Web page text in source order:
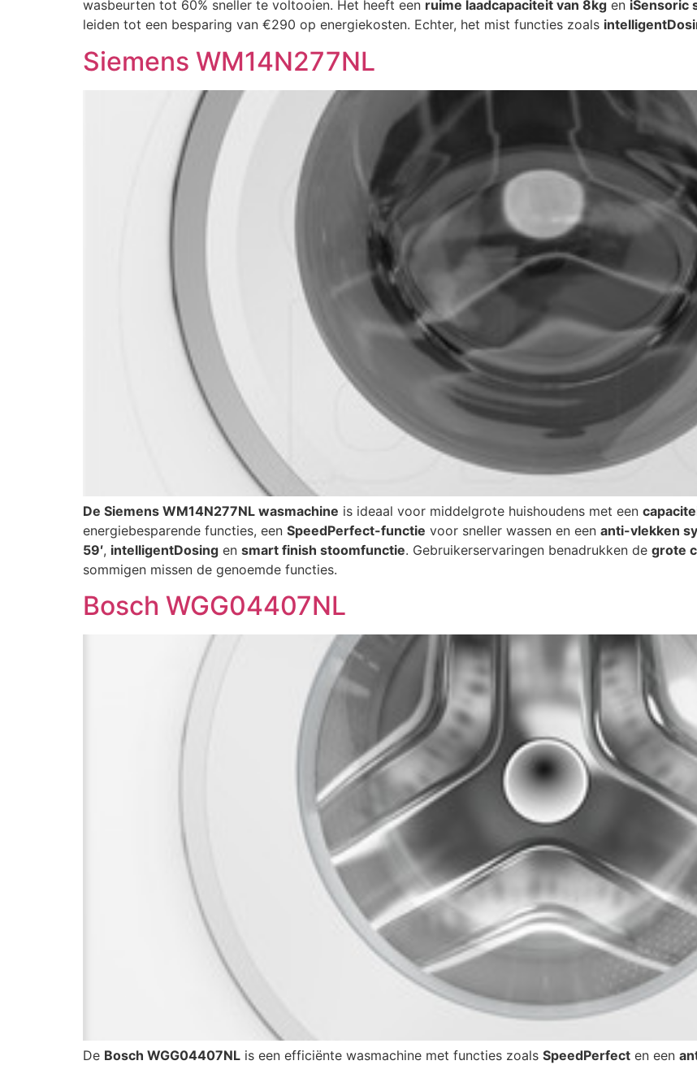
wasbeurten tot 60% sneller te voltooien. Het heeft een ruime laadcapaciteit van 8kg en iSensoric
leiden tot een besparing van €290 op energiekosten. Echter, het mist functies zoals
Siemens WM14N277NL
De Siemens WM14N277NL wasmachine is ideaal voor middelgrote huishoudens met een
energiebesparende functies, een SpeedPerfect-functie voor sneller wassen en een anti-vlekken
59′, intelligentDosing en smart finish stoomfunctie. Gebruikerservaringen benadrukken de grote
sommigen missen de genoemde functies.
Bosch WGG04407NL
De Bosch WGG04407NL is een efficiënte wasmachine met functies zoals SpeedPerfect en een